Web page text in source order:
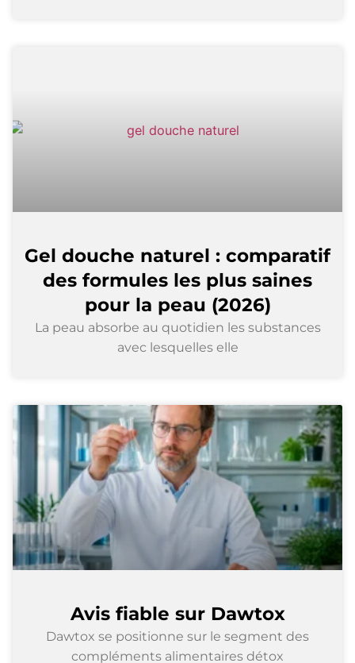
Gel douche naturel : comparatif
des formules les plus saines
pour la peau (2026)
La peau absorbe au quotidien les substances
avec lesquelles elle
Avis fiable sur Dawtox
Dawtox se positionne sur le segment des
compléments alimentaires détox